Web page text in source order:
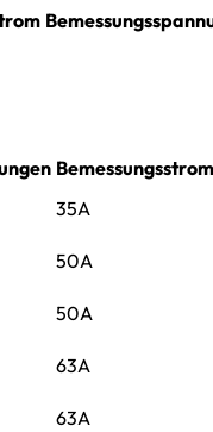
Bemessungsstrom
35A
50A
50A
63A
63A